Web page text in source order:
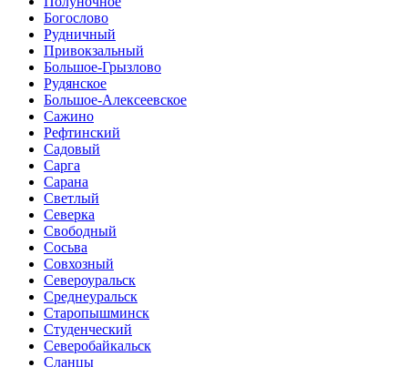
Богослово
Рудничный
Привокзальный
Большое-Грызлово
Рудянское
Большое-Алексеевское
Сажино
Рефтинский
Садовый
Сарга
Сарана
Светлый
Северка
Свободный
Сосьва
Совхозный
Североуральск
Среднеуральск
Старопышминск
Студенческий
Северобайкальск
Сланцы